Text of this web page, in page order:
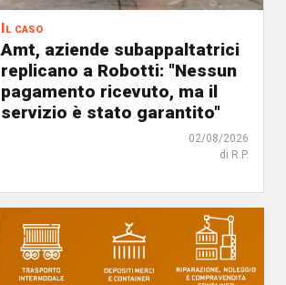
Il caso
Amt, aziende subappaltatrici
replicano a Robotti: "Nessun
pagamento ricevuto, ma il
servizio è stato garantito"
02/08/2026
di R.P.